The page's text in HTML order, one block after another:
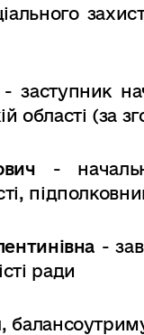
- заступник
області (за
-
-
ради